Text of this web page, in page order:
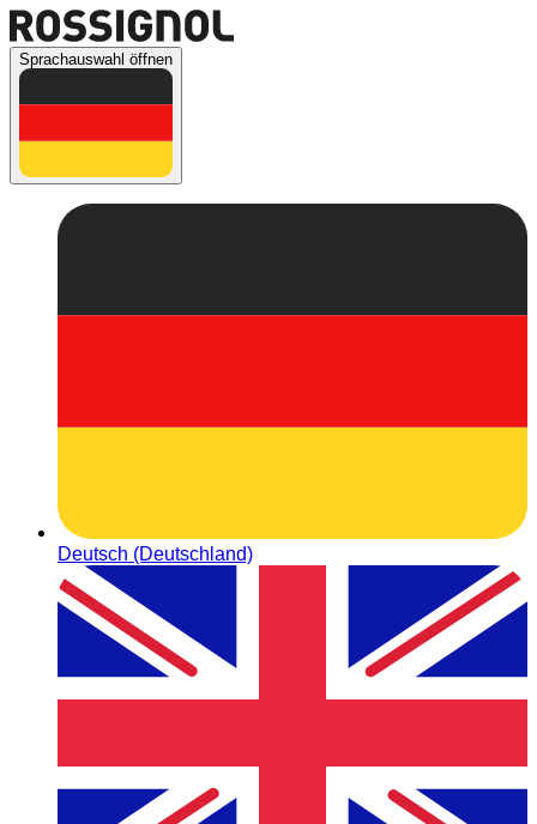
Sprachauswahl öffnen
Deutsch (Deutschland)